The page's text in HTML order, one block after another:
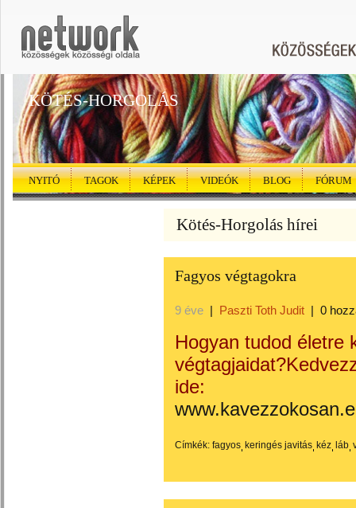
KÖTÉS-HORGOLÁS
NYITÓ TAGOK KÉPEK VIDEÓK BLOG FÓRUM
Kötés-Horgolás hírei
Fagyos végtagokra
9 éve | Paszti Toth Judit | 0
Hogyan tudod életre
ide:
Címkék: fagyos keringés javitás kéz láb